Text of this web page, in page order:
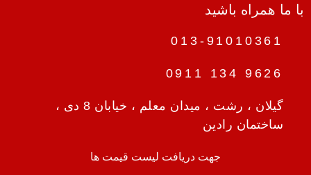
با ما همراه باشید
013-91010361
9626 134 0911
گیلان ، رشت ، میدان معلم ، خیابان 8 دی ،
ساختمان رادین
جهت دریافت لیست قیمت ها